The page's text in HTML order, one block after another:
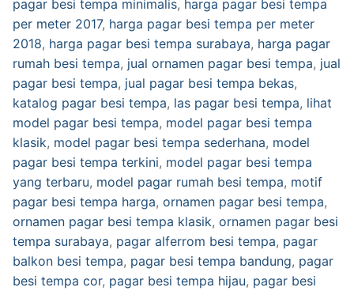
pagar besi tempa minimalis, harga pagar besi tempa
per meter 2017, harga pagar besi tempa per meter
2018, harga pagar besi tempa surabaya, harga pagar
rumah besi tempa, jual ornamen pagar besi tempa, jual
pagar besi tempa, jual pagar besi tempa bekas,
katalog pagar besi tempa, las pagar besi tempa, lihat
model pagar besi tempa, model pagar besi tempa
klasik, model pagar besi tempa sederhana, model
pagar besi tempa terkini, model pagar besi tempa
yang terbaru, model pagar rumah besi tempa, motif
pagar besi tempa harga, ornamen pagar besi tempa,
ornamen pagar besi tempa klasik, ornamen pagar besi
tempa surabaya, pagar alferrom besi tempa, pagar
balkon besi tempa, pagar besi tempa bandung, pagar
besi tempa cor, pagar besi tempa hijau, pagar besi